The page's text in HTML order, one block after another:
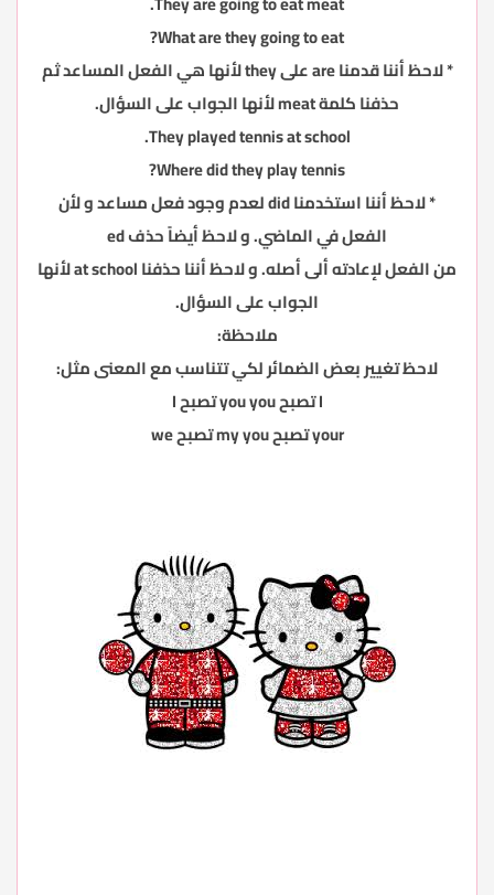
What are they going to eat?
* لاحظ أننا قدمنا are على they لأنها هي الفعل المساعد ثم
حذفنا كلمة meat لأنها الجواب على السؤال.
They played tennis at school.
Where did they play tennis?
* لاحظ أننا استخدمنا did لعدم وجود فعل مساعد و لأن
الفعل في الماضي. و لاحظ أيضاً حذف ed
من الفعل لإعادته ألى أصله. و لاحظ أننا حذفنا at school لأنها
الجواب على السؤال.
ملاحظة:
لاحظ تغيير بعض الضمائر لكي تتناسب مع المعنى مثل:
I تصبح you you تصبح I
your تصبح my you تصبح we